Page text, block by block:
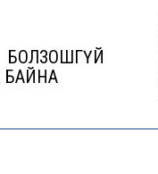
БАЙНА